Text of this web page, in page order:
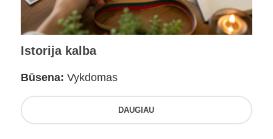
Istorija kalba
Būsena: Vykdomas
DAUGIAU